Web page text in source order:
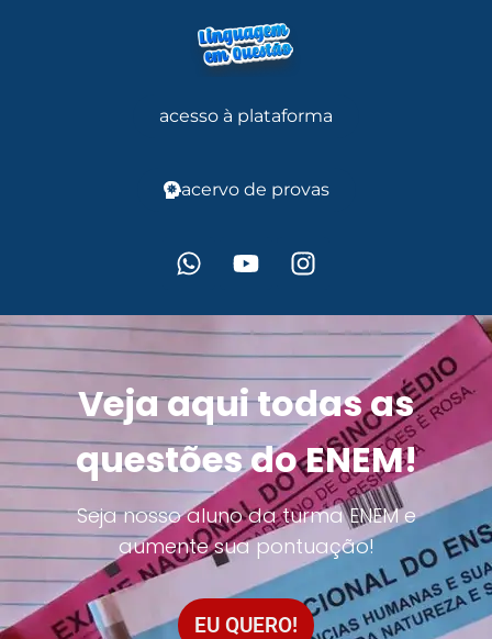
acesso à plataforma
acervo de provas
Veja aqui todas as
questões do ENEM!
Seja nosso aluno da turma ENEM e
aumente sua pontuação!
EU QUERO!